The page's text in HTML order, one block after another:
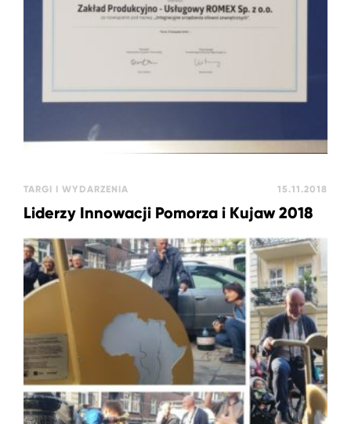
TARGI I WYDARZENIA 15.11.2018
Liderzy Innowacji Pomorza i Kujaw 2018